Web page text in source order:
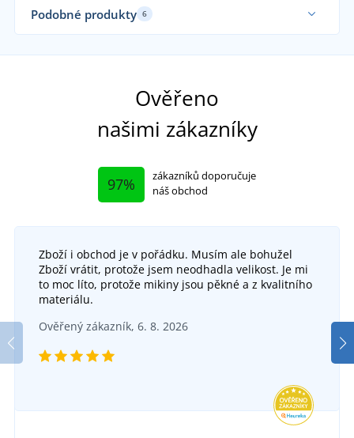
Funkční
Sami nosíme
Bezešvé pánské funkční triko s dlouhým
DO 5 DNŮ
v pondělí 17. 8.
Podobné produkty 6
Funkční merino spodky NAVI
990 Kč
Ověřeno
našimi zákazníky
97%
zákazníků doporučuje
náš obchod
Zboží i obchod je v pořádku. Musím ale bohužel
Zboží vrátit, protože jsem neodhadla velikost. Je mi
to moc líto, protože mikiny jsou pěkné a z kvalitního
materiálu.
Ověřený zákazník, 6. 8. 2026